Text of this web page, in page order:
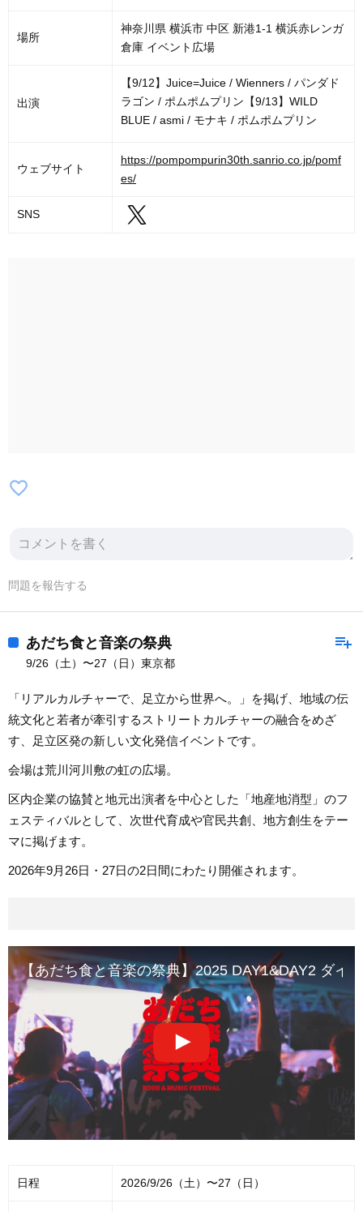
場所
神奈川県 横浜市 中区 新港1-1 横浜赤レンガ
倉庫 イベント広場
出演
【9/12】Juice=Juice / Wienners / パンダド
ラゴン / ポムポムプリン【9/13】WILD
BLUE / asmi / モナキ / ポムポムプリン
ウェブサイト
https://pompompurin30th.sanrio.co.jp/pomf
es/
SNS
favorite_border
問題を報告する
playlist_add
あだち食と音楽の祭典
9/26（土）〜27（日）東京都
「リアルカルチャーで、足立から世界へ。」を掲げ、地域の伝
統文化と若者が牽引するストリートカルチャーの融合をめざ
す、足立区発の新しい文化発信イベントです。
会場は荒川河川敷の虹の広場。
区内企業の協賛と地元出演者を中心とした「地産地消型」のフ
ェスティバルとして、次世代育成や官民共創、地方創生をテー
マに掲げます。
2026年9月26日・27日の2日間にわたり開催されます。
【あだち食と音楽の祭典】2025 DAY1&DAY2 ダイ
日程 2026/9/26（土）〜27（日）